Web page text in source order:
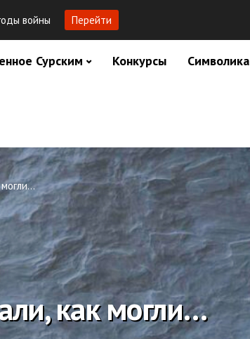
Сурским Конкурсы Символика
как могли…
войны Перейти